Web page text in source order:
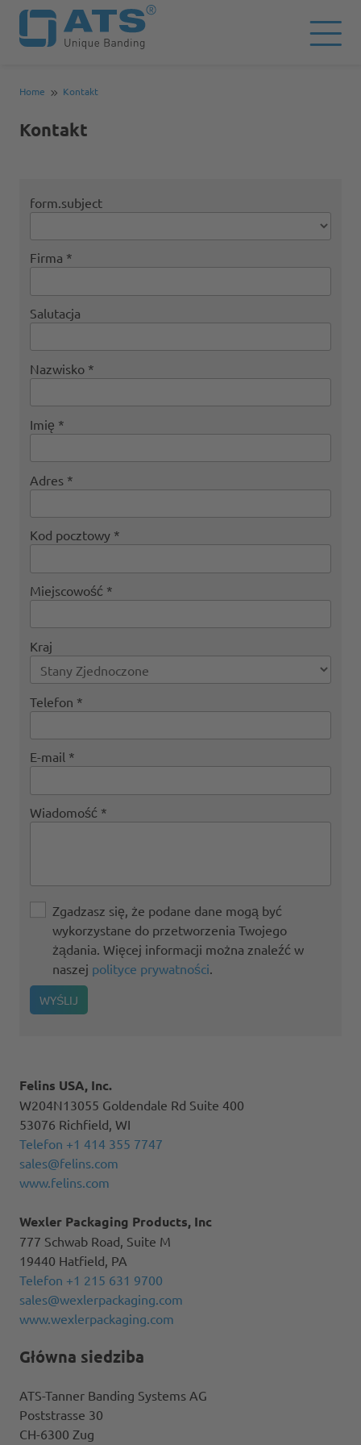
Home Kontakt
Kontakt
form.subject
Firma
Salutacja
Nazwisko
Imię
Adres
Kod pocztowy
Miejscowość
Kraj
Telefon
E-mail
Wiadomość
Zgadzasz się, że podane dane mogą być
wykorzystane do przetworzenia Twojego
żądania. Więcej informacji można znaleźć w
naszej polityce prywatności
WYŚLIJ
Felins USA, Inc.
W204N13055 Goldendale Rd Suite 400
53076 Richfield, WI
Telefon +1 414 355 7747
sales@felins.com
www.felins.com
Wexler Packaging Products, Inc
777 Schwab Road, Suite M
19440 Hatfield, PA
Telefon +1 215 631 9700
sales@wexlerpackaging.com
www.wexlerpackaging.com
Główna siedziba
ATS-Tanner Banding Systems AG
Poststrasse 30
CH-6300 Zug